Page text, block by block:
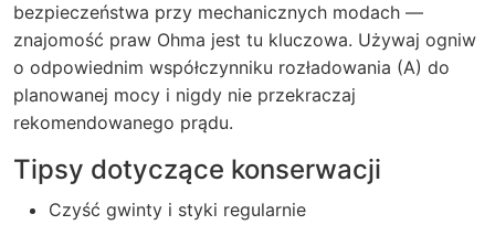
bezpieczeństwa przy mechanicznych modach —
znajomość praw Ohma jest tu kluczowa. Używaj ogniw
o odpowiednim współczynniku rozładowania (A) do
planowanej mocy i nigdy nie przekraczaj
rekomendowanego prądu.
Tipsy dotyczące konserwacji
Czyść gwinty i styki regularnie